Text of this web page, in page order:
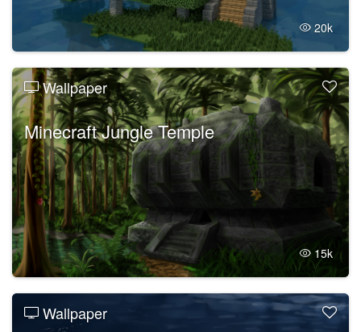
20k
Wallpaper
Minecraft Jungle Temple
15k
Wallpaper